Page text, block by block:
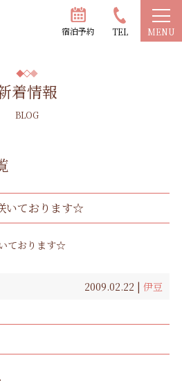
宿泊予約 TEL MENU
着情報
BLOG
いております☆
ております☆
2009.02.22 |伊豆